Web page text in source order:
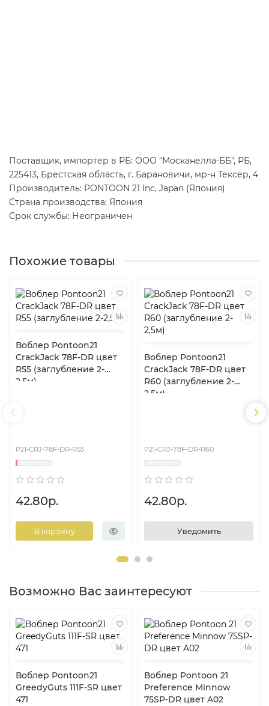
Поставщик, импортер в РБ: ООО "Москанелла-ББ", РБ,
225413, Брестская область, г. Барановичи, мр-н Тексер, 4
Производитель: PONTOON 21 Inc, Japan (Япония)
Страна производства: Япония
Срок службы: Неограничен
Похожие товары
Воблер Pontoon21
CrackJack 78F-DR цвет
R55 (заглубление 2-
2,5м)
P21-CRJ-78F-DR-R55
42.80р.
В корзину
Воблер Pontoon21
CrackJack 78F-DR цвет
R60 (заглубление 2-
2,5м)
P21-CRJ-78F-DR-R60
42.80р.
Уведомить
Возможно Вас заинтересуют
Воблер Pontoon21
GreedyGuts 111F-SR цвет
471
Воблер Pontoon 21
Preference Minnow
75SP-DR цвет A02